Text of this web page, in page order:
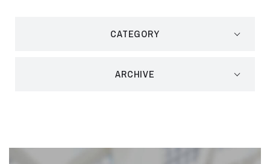
CATEGORY
ARCHIVE